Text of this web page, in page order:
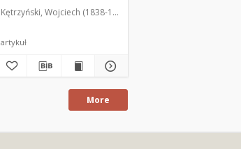
Kętrzyński, Wojciech (1838-1918)
artykuł
More